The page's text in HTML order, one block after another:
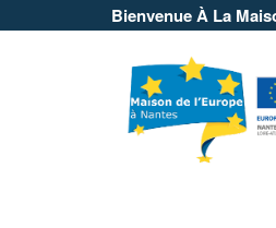
Bienvenue À La